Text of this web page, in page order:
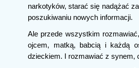
narkotyków, starać się nadążać
poszukiwaniu nowych informacji.
Ale przede wszystkim
ojcem, matką, babcią i każdą
dzieckiem. I rozmawiać z synem,